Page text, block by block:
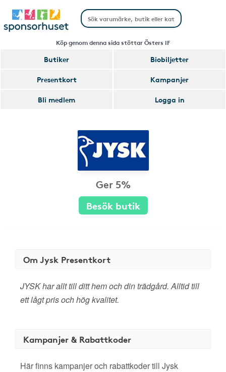
Köp genom denna sida stöttar Östers IF
Butiker
Biobiljetter
Presentkort
Kampanjer
Bli medlem
Logga in
Ger 5%
Besök butik
Om Jysk Presentkort
JYSK har allt till ditt hem och din trädgård. Alltid till
ett lågt pris och hög kvalitet.
Kampanjer & Rabattkoder
Här finns kampanjer och rabattkoder till Jysk